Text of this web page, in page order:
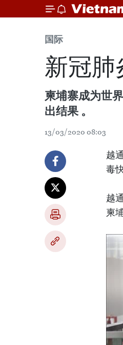
国际
新冠
柬埔寨成为世
出结果 。
13/03/2020 08:03
越
毒
越
柬